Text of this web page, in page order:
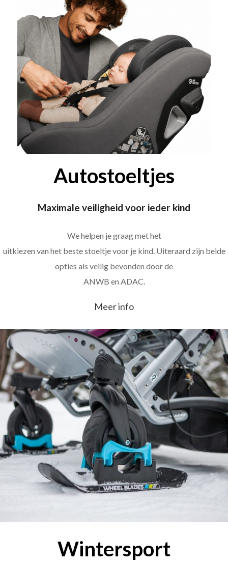
Autostoeltjes
Maximale veiligheid voor ieder kind
We helpen je graag met het
uitkiezen van het beste stoeltje voor je kind. Uiteraard zijn beide
opties als veilig bevonden door de
ANWB en ADAC.
Meer info
Wintersport